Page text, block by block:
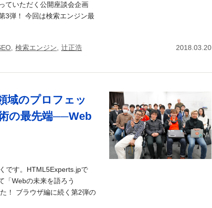
ていただく公開座談会企画
3弾！ 今回は検索エンジン最
検索エンジン 辻正浩 2018.03.20
のプロフェッ
の最先端──Web
です。HTML5Experts.jpで
「Webの未来を語ろう
！ ブラウザ編に続く第2弾の